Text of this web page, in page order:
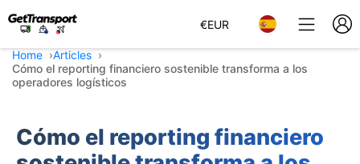
€EUR
Home
Articles
Cómo el reporting financiero sostenible transforma a los
operadores logísticos
Cómo el reporting financiero